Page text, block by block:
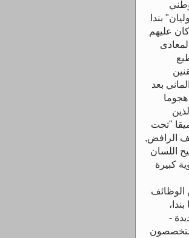
بندا
عليهم
بعد
هجوما
ان نعثر عميقا "تحت
الرافض,
اللسان
كبيرة
الوظائف
-